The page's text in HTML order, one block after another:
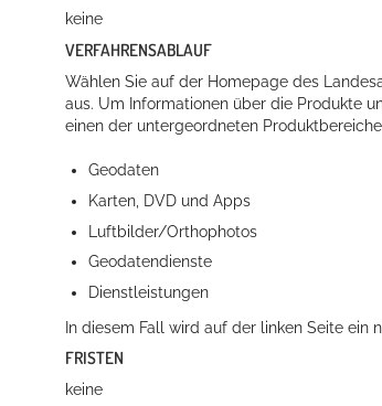
Konzerte, Tagungen und vieles mehr
Die Stadthalle Hockenheim bietet den perfekten
mehr dazu...
keine
VERFAHRENSABLAUF
Wählen Sie auf der Homepage des
aus. Um Informationen über die Produkte
einen der untergeordneten
Geodaten
Karten, DVD und Apps
Luftbilder/Orthophotos
Geodatendienste
Dienstleistungen
In diesem Fall wird auf der linken Seite ein
FRISTEN
keine